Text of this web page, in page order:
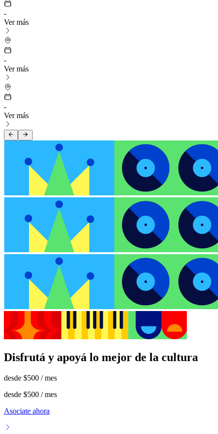
-
Ver más
-
Ver más
-
Ver más
Disfrutá y apoyá lo mejor de la cultura
desde $500 / mes
desde $500 / mes
Asociate ahora